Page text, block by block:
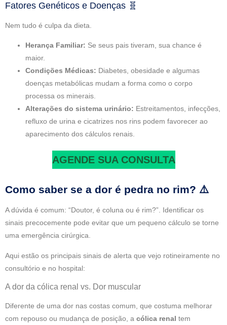
Fatores Genéticos e Doenças 🧬
Nem tudo é culpa da dieta.
Herança Familiar: Se seus pais tiveram, sua chance é
maior.
Condições Médicas: Diabetes, obesidade e algumas
doenças metabólicas mudam a forma como o corpo
processa os minerais.
Alterações do sistema urinário: Estreitamentos, infecções,
refluxo de urina e cicatrizes nos rins podem favorecer ao
aparecimento dos cálculos renais.
AGENDE SUA CONSULTA
Como saber se a dor é pedra no rim? ⚠️
A dúvida é comum: “Doutor, é coluna ou é rim?”. Identificar os
sinais precocemente pode evitar que um pequeno cálculo se torne
uma emergência cirúrgica.
Aqui estão os principais sinais de alerta que vejo rotineiramente no
consultório e no hospital:
A dor da cólica renal vs. Dor muscular
Diferente de uma dor nas costas comum, que costuma melhorar
com repouso ou mudança de posição, a cólica renal tem